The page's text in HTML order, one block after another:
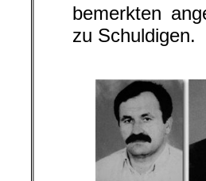
bemerkten
zu Schuldigen.